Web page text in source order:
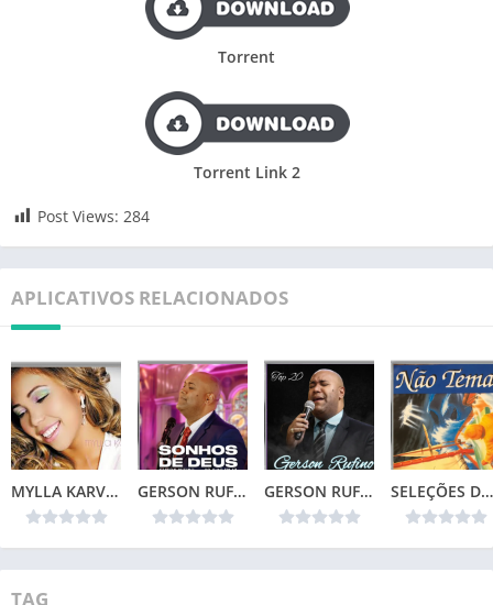
Torrent
Torrent Link 2
Post Views: 284
APLICATIVOS RELACIONADOS
MYLLA KARVALHO – MINHA VIDA GERSON RUFINO – SONHOS DE DEUS (2024) GERSON RUFINO – TOP 20 SELEÇÕES DA COLEÇÃO CANÇÕES DE VIDA – NÃO TEMAS (1996)📌
TAG